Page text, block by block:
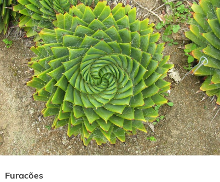
Furacões